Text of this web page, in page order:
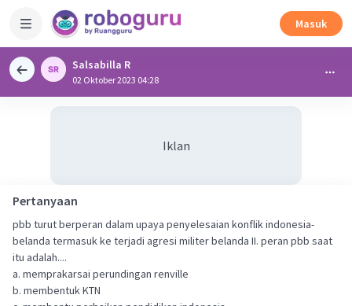
Masuk
Salsabilla R
02 Oktober 2023 04:28
Iklan
Pertanyaan
pbb turut berperan dalam upaya penyelesaian konflik indonesia-
belanda termasuk ke terjadi agresi militer belanda II. peran pbb saat
itu adalah....
a. memprakarsai perundingan renville
b. membentuk KTN